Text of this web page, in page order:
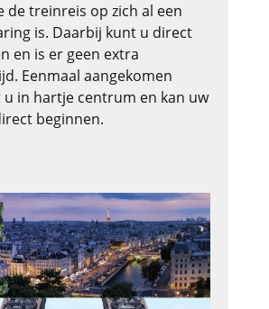
de treinreis op zich al een
is. Daarbij kunt u direct
en is er geen extra
Eenmaal aangekomen
in hartje centrum en kan uw
beginnen.